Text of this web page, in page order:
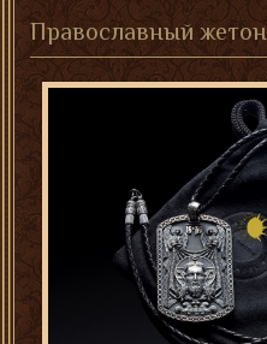
Православный жетон